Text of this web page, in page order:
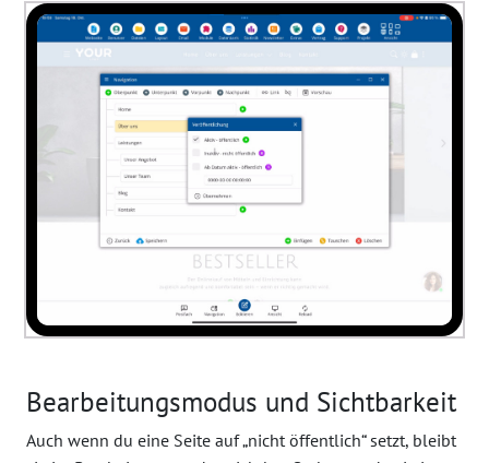
Bearbeitungsmodus und Sichtbarkeit
Auch wenn du eine Seite auf „nicht öffentlich“ setzt, bleibt